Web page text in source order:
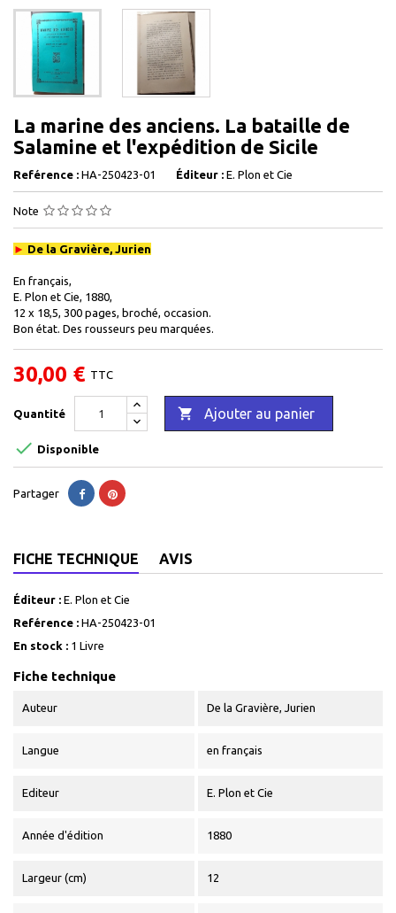
La marine des anciens. La bataille de
Salamine et l'expédition de Sicile
Reférence : HA-250423-01 Éditeur : E. Plon et Cie
Note
► De la Gravière, Jurien
En français,
E. Plon et Cie, 1880,
12 x 18,5, 300 pages, broché, occasion.
Bon état. Des rousseurs peu marquées.
30,00 € TTC
Quantité  Ajouter au panier
 Disponible
Partager
FICHE TECHNIQUE AVIS
Éditeur : E. Plon et Cie
Reférence : HA-250423-01
En stock : 1 Livre
Fiche technique
Auteur De la Gravière, Jurien
Langue en français
Editeur E. Plon et Cie
Année d'édition 1880
Largeur (cm) 12